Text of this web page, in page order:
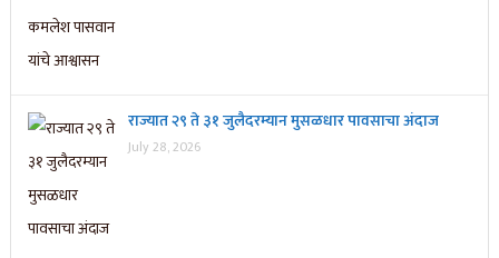
राज्यात २९ ते ३१ जुलैदरम्यान मुसळधार पावसाचा अंदाज
July 28, 2026